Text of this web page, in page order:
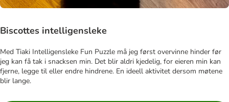
Biscottes intelligensleke
Med Tiaki Intelligensleke Fun Puzzle må jeg først overvinne hinder før
jeg kan få tak i snacksen min. Det blir aldri kjedelig, for eieren min kan
fjerne, legge til eller endre hindrene. En ideell aktivitet dersom møtene
blir lange.